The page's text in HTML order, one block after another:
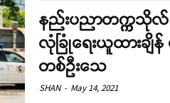
နည်းပညာတက္ကသိုလ်(
လုံခြုံရေးယူထားချိန်
တစ်ဦးသေ
SHAN - May 14, 2021